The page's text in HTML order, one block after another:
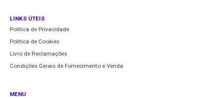
LINKS ÚTEIS
Politica de Privacidade
Politica de Cookies
Livro de Reclamações
Condições Gerais de Fornecimento e Venda
MENU